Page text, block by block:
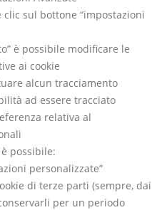
clic sul bottone “impostazioni
è possibile modificare le
ai cookie
alcun tracciamento
ad essere tracciato
relativa al
è possibile:
personalizzate”
di terze parti (sempre, dai
per un periodo